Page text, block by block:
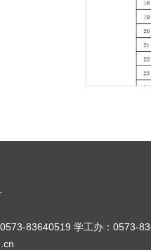
0573-83640519 学工办：0573-